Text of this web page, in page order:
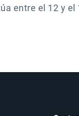
entre el 12 y el